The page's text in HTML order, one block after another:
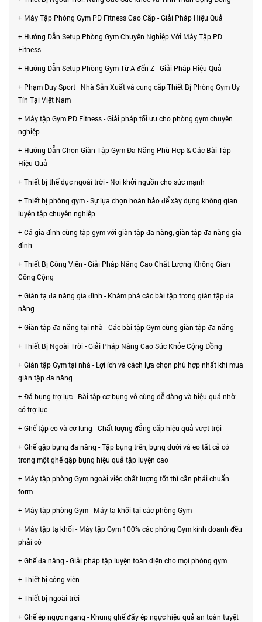
+ Máy Tập Phòng Gym PD Fitness Cao Cấp - Giải Pháp Hiệu Quả
+ Hướng Dẫn Setup Phòng Gym Chuyên Nghiệp Với Máy Tập PD
Fitness
+ Hướng Dẫn Setup Phòng Gym Từ A đến Z | Giải Pháp Hiệu Quả
+ Phạm Duy Sport | Nhà Sản Xuất và cung cấp Thiết Bị Phòng Gym Uy
Tín Tại Việt Nam
+ Máy tập Gym PD Fitness - Giải pháp tối ưu cho phòng gym chuyên
nghiệp
+ Hướng Dẫn Chọn Giàn Tập Gym Đa Năng Phù Hợp & Các Bài Tập
Hiệu Quả
+ Thiết bị thể dục ngoài trời - Nơi khởi nguồn cho sức mạnh
+ Thiết bị phòng gym - Sự lựa chọn hoàn hảo để xây dựng không gian
luyện tập chuyên nghiệp
+ Cả gia đình cùng tập gym với giàn tập đa năng, giàn tập đa năng gia
đình
+ Thiết Bị Công Viên - Giải Pháp Nâng Cao Chất Lượng Không Gian
Công Cộng
+ Giàn tạ đa năng gia đình - Khám phá các bài tập trong giàn tập đa
năng
+ Giàn tập đa năng tại nhà - Các bài tập Gym cùng giàn tập đa năng
+ Thiết Bị Ngoài Trời - Giải Pháp Nâng Cao Sức Khỏe Cộng Đồng
+ Giàn tập Gym tại nhà - Lợi ích và cách lựa chọn phù hợp nhất khi mua
giàn tập đa năng
+ Đá bụng trợ lực - Bài tập cơ bụng vô cùng dễ dàng và hiệu quả nhờ
có trợ lực
+ Ghế tập eo và cơ lưng - Chất lượng đẳng cấp hiệu quả vượt trội
+ Ghế gập bụng đa năng - Tập bụng trên, bụng dưới và eo tất cả có
trong một ghế gập bụng hiệu quả tập luyện cao
+ Máy tập phòng Gym ngoài việc chất lượng tốt thì cần phải chuẩn
form
+ Máy tập phòng Gym | Máy tạ khối tại các phòng Gym
+ Máy tập tạ khối - Máy tập Gym 100% các phòng Gym kinh doanh đều
phải có
+ Ghế đa năng - Giải pháp tập luyện toàn diện cho mọi phòng gym
+ Thiết bị công viên
+ Thiết bị ngoài trời
+ Ghế ép ngực ngang - Khung ghế đẩy ép ngực hiệu quả an toàn tuyệt